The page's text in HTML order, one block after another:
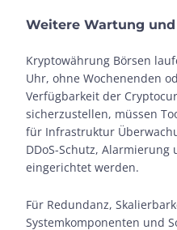
Weitere Wartung
Kryptowährung Börsen
Uhr, ohne Wochenenden
Verfügbarkeit der
sicherzustellen, müssen
für Infrastruktur
DDoS-Schutz,
eingerichtet werden.
Für Redundanz,
Systemkomponenten und